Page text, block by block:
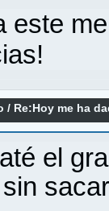
este
/ Re:Hoy me ha
el